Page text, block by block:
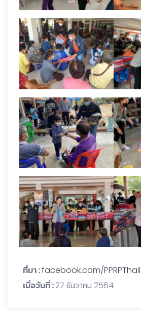
ที่มา :facebook.com/
เมื่อวันที่ :27 ธันวาคม 2564